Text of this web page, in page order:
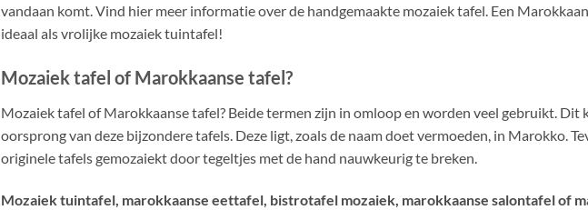
vandaan komt. Vind hier meer informatie over de handgemaakte mozaiek tafel. Een
ideaal als vrolijke mozaiek tuintafel!
Mozaiek tafel of Marokkaanse tafel?
Mozaiek tafel of Marokkaanse tafel? Beide termen zijn in omloop en worden veel gebruikt. Dit
oorsprong van deze bijzondere tafels. Deze ligt, zoals de naam doet vermoeden, in Marokko.
originele tafels gemozaiekt door tegeltjes met de hand nauwkeurig te breken.
Mozaiek tuintafel, marokkaanse eettafel, bistrotafel mozaiek, marokkaanse salontafel of